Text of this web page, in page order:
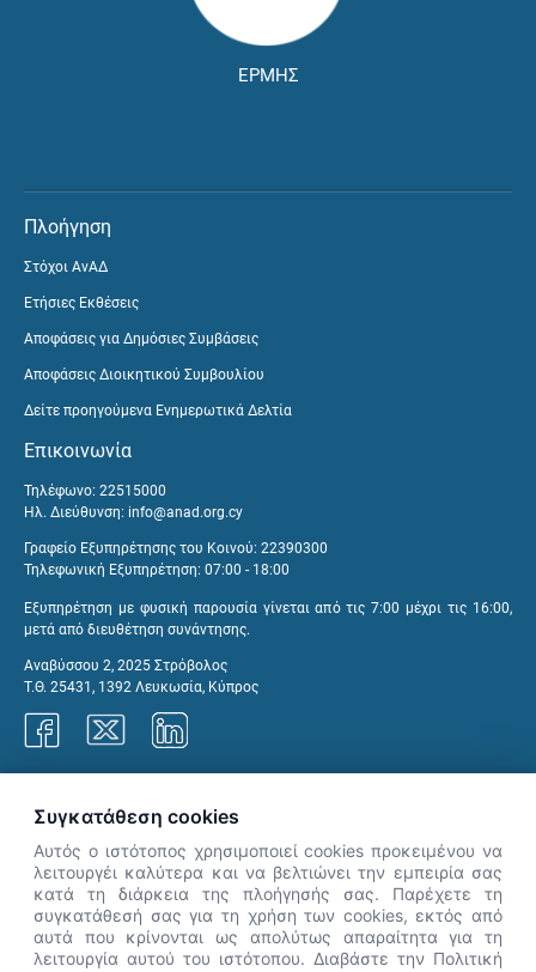
ΕΡΜΗΣ
Πλοήγηση
Στόχοι ΑνΑΔ
Ετήσιες Εκθέσεις
Αποφάσεις για Δημόσιες Συμβάσεις
Αποφάσεις Διοικητικού Συμβουλίου
Δείτε προηγούμενα Ενημερωτικά Δελτία
Επικοινωνία
Τηλέφωνο: 22515000
Ηλ. Διεύθυνση: info@anad.org.cy
Γραφείο Εξυπηρέτησης του Κοινού: 22390300
Τηλεφωνική Εξυπηρέτηση: 07:00 - 18:00
Εξυπηρέτηση με φυσική παρουσία γίνεται από τις 7:00 μέχρι τις 16:00,
μετά από διευθέτηση συνάντησης.
Αναβύσσου 2, 2025 Στρόβολος
Τ.Θ. 25431, 1392 Λευκωσία, Κύπρος
👋 Καλώς ήρθες! Είμαι η Νόησις.
Πες μου πώς μπορώ να σε βοηθήσω
Συγκατάθεση cookies
Αυτός ο ιστότοπος χρησιμοποιεί cookies προκειμένου να
λειτουργέι καλύτερα και να βελτιώνει την εμπειρία σας
κατά τη διάρκεια της πλοήγησής σας. Παρέχετε τη
συγκατάθεσή σας για τη χρήση των cookies, εκτός από
αυτά που κρίνονται ως απολύτως απαραίτητα για τη
λειτουργία αυτού του ιστότοπου. Διαβάστε την Πολιτική